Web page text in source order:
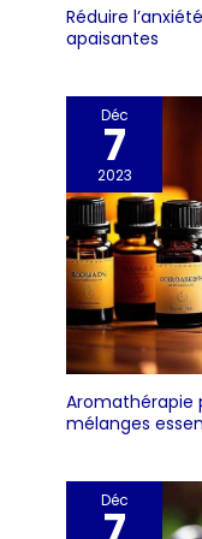
Réduire
apaisantes
Déc
7
2023
Aromathérapie
mélanges
Déc